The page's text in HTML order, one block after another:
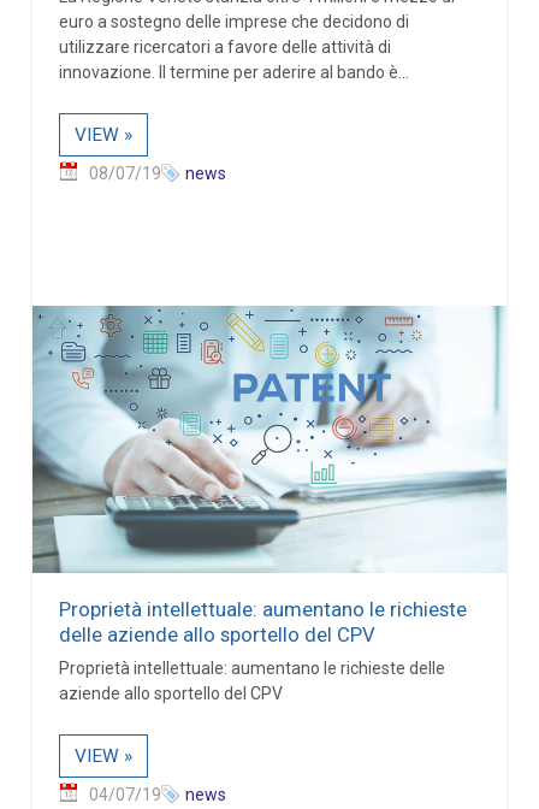
euro a sostegno delle imprese che decidono di
utilizzare ricercatori a favore delle attività di
innovazione. Il termine per aderire al bando è...
VIEW »
08/07/19 news
Proprietà intellettuale: aumentano le richieste
delle aziende allo sportello del CPV
Proprietà intellettuale: aumentano le richieste delle
aziende allo sportello del CPV
VIEW »
04/07/19 news